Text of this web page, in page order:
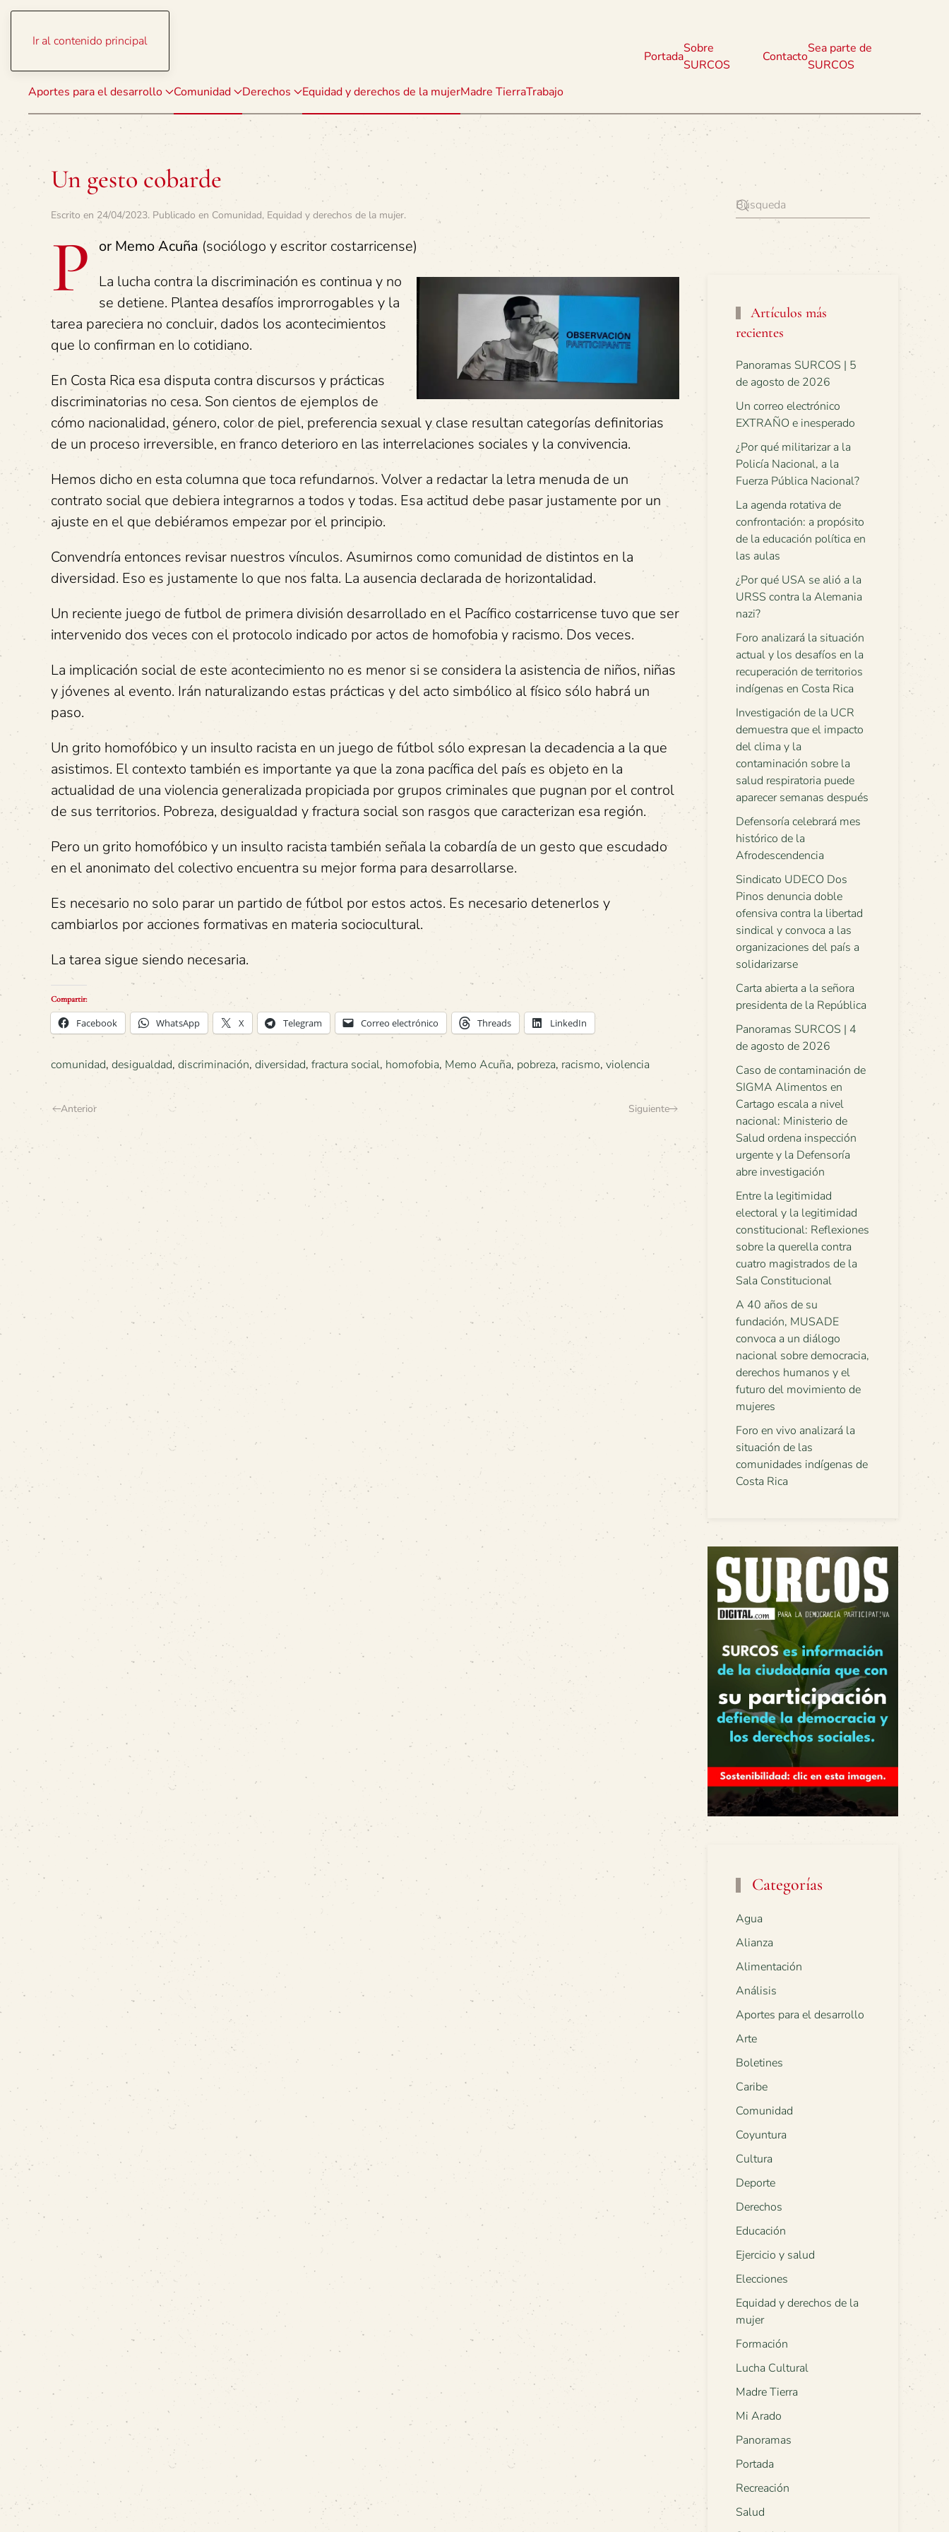
Ir al contenido principal
Aportes para el desarrollo Comunidad Derechos Equidad y derechos de la mujerMadre TierraTrabajo
Portada
Sobre
SURCOS
Contacto
Sea parte de
SURCOS
Un gesto cobarde
Escrito en 24/04/2023. Publicado en Comunidad, Equidad y derechos de la mujer.
P or Memo Acuña(sociólogo y escritor costarricense)
La lucha contra la discriminación es continua y no
se detiene. Plantea desafíos improrrogables y la
tarea pareciera no concluir, dados los acontecimientos
que lo confirman en lo cotidiano.
En Costa Rica esa disputa contra discursos y prácticas
discriminatorias no cesa. Son cientos de ejemplos de
cómo nacionalidad, género, color de piel, preferencia sexual y clase resultan categorías definitorias
de un proceso irreversible, en franco deterioro en las interrelaciones sociales y la convivencia.
Hemos dicho en esta columna que toca refundarnos. Volver a redactar la letra menuda de un
contrato social que debiera integrarnos a todos y todas. Esa actitud debe pasar justamente por un
ajuste en el que debiéramos empezar por el principio.
Convendría entonces revisar nuestros vínculos. Asumirnos como comunidad de distintos en la
diversidad. Eso es justamente lo que nos falta. La ausencia declarada de horizontalidad.
Un reciente juego de futbol de primera división desarrollado en el Pacífico costarricense tuvo que ser
intervenido dos veces con el protocolo indicado por actos de homofobia y racismo. Dos veces.
La implicación social de este acontecimiento no es menor si se considera la asistencia de niños, niñas
y jóvenes al evento. Irán naturalizando estas prácticas y del acto simbólico al físico sólo habrá un
paso.
Un grito homofóbico y un insulto racista en un juego de fútbol sólo expresan la decadencia a la que
asistimos. El contexto también es importante ya que la zona pacífica del país es objeto en la
actualidad de una violencia generalizada propiciada por grupos criminales que pugnan por el control
de sus territorios. Pobreza, desigualdad y fractura social son rasgos que caracterizan esa región.
Pero un grito homofóbico y un insulto racista también señala la cobardía de un gesto que escudado
en el anonimato del colectivo encuentra su mejor forma para desarrollarse.
Es necesario no solo parar un partido de fútbol por estos actos. Es necesario detenerlos y
cambiarlos por acciones formativas en materia sociocultural.
La tarea sigue siendo necesaria.
Compartir:
Facebook WhatsApp X Telegram Correo electrónico Threads LinkedIn
comunidad, desigualdad, discriminación, diversidad, fractura social, homofobia, Memo Acuña, pobreza, racismo, violencia
Anterior Siguiente
Artículos más
recientes
Panoramas SURCOS | 5
de agosto de 2026
Un correo electrónico
EXTRAÑO e inesperado
¿Por qué militarizar a la
Policía Nacional, a la
Fuerza Pública Nacional?
La agenda rotativa de
confrontación: a propósito
de la educación política en
las aulas
¿Por qué USA se alió a la
URSS contra la Alemania
nazi?
Foro analizará la situación
actual y los desafíos en la
recuperación de territorios
indígenas en Costa Rica
Investigación de la UCR
demuestra que el impacto
del clima y la
contaminación sobre la
salud respiratoria puede
aparecer semanas después
Defensoría celebrará mes
histórico de la
Afrodescendencia
Sindicato UDECO Dos
Pinos denuncia doble
ofensiva contra la libertad
sindical y convoca a las
organizaciones del país a
solidarizarse
Carta abierta a la señora
presidenta de la República
Panoramas SURCOS | 4
de agosto de 2026
Caso de contaminación de
SIGMA Alimentos en
Cartago escala a nivel
nacional: Ministerio de
Salud ordena inspección
urgente y la Defensoría
abre investigación
Entre la legitimidad
electoral y la legitimidad
constitucional: Reflexiones
sobre la querella contra
cuatro magistrados de la
Sala Constitucional
A 40 años de su
fundación, MUSADE
convoca a un diálogo
nacional sobre democracia,
derechos humanos y el
futuro del movimiento de
mujeres
Foro en vivo analizará la
situación de las
comunidades indígenas de
Costa Rica
Categorías
Agua
Alianza
Alimentación
Análisis
Aportes para el desarrollo
Arte
Boletines
Caribe
Comunidad
Coyuntura
Cultura
Deporte
Derechos
Educación
Ejercicio y salud
Elecciones
Equidad y derechos de la
mujer
Formación
Lucha Cultural
Madre Tierra
Mi Arado
Panoramas
Portada
Recreación
Salud